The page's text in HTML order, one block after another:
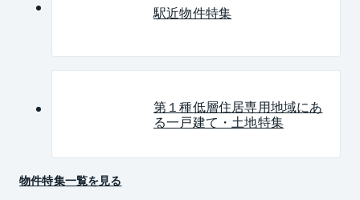
駅近物件特集
第１種低層住居専用地域にあ
る一戸建て・土地特集
物件特集一覧を見る